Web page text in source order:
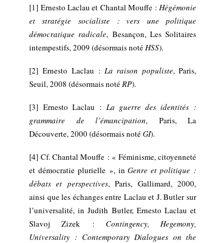
[1]Ernesto Laclau et Chantal Mouffe :Hégémonie
et stratégie socialiste : vers une politique
démocratique radicale, Besançon, Les Solitaires
intempestifs, 2009 (désormais notéHSS).
[2]Ernesto Laclau :La raison populiste, Paris,
Seuil, 2008 (désormais notéRP).
[3] Ernesto Laclau : La guerre des identités :
grammaire de l’émancipation, Paris, La
Découverte, 2000 (désormais notéGI).
[4]Cf. Chantal Mouffe : « Féminisme, citoyenneté
et démocratie plurielle », inGenre et politique :
débats et perspectives, Paris, Gallimard, 2000,
ainsi que les échanges entre Laclau et J. Butler sur
l’universalité, in Judith Butler, Ernesto Laclau et
Slavoj Zizek : Contingency, Hegemony,
Universality : Contemporary Dialogues on the